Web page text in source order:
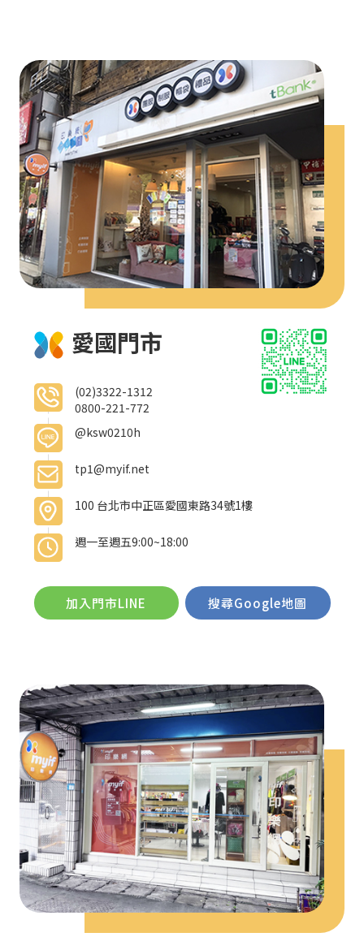
愛國門市
(02)3322-1312
0800-221-772
@ksw0210h
tp1@myif.net
100 台北市中正區愛國東路34號1樓
週一至週五9:00~18:00
加入門市LINE 搜尋Google地圖